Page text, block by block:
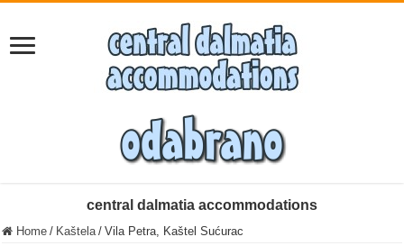
central dalmatia accommodations
Home / Kaštela / Vila Petra, Kaštel Sućurac